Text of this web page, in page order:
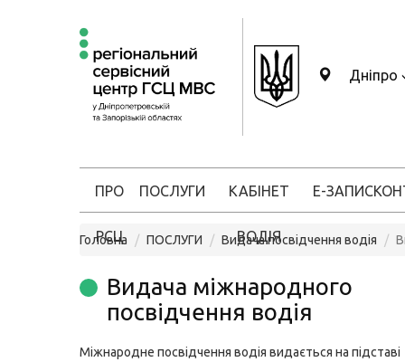
Дніпро
ПРО
РСЦ
ПОСЛУГИ КАБІНЕТ
ВОДІЯ
Е-ЗАПИС
Головна ПОСЛУГИ Видача посвідчення водія
Видача міжнародного
посвідчення водія
Міжнародне посвідчення водія видається на підставі